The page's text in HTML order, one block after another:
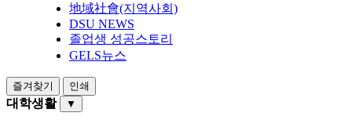
地域社會(지역사회)
DSU NEWS
졸업생 성공스토리
GELS뉴스
즐겨찾기 인쇄
대학생활 ▼